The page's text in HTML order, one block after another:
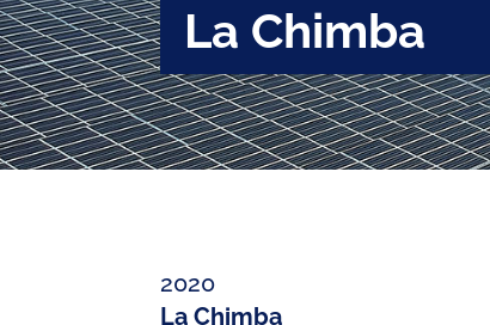
La Chimba
2020
La Chimba